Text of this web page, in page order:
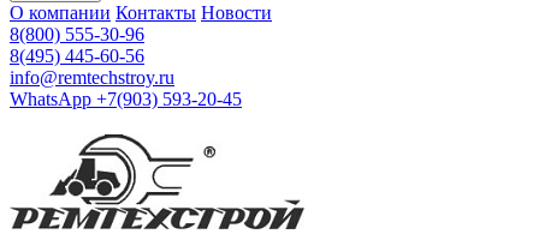
О компании Контакты Новости
8(800) 555-30-96
8(495) 445-60-56
info@remtechstroy.ru
WhatsApp +7(903) 593-20-45